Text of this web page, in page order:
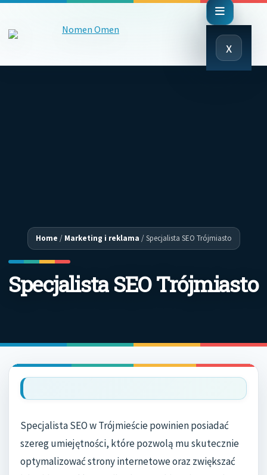
x
Close
Menu
Home / Marketing i reklama /Specjalista SEO Trójmiasto
Specjalista SEO Trójmiasto
Specjalista SEO w Trójmieście powinien posiadać
szereg umiejętności, które pozwolą mu skutecznie
optymalizować strony internetowe oraz zwiększać